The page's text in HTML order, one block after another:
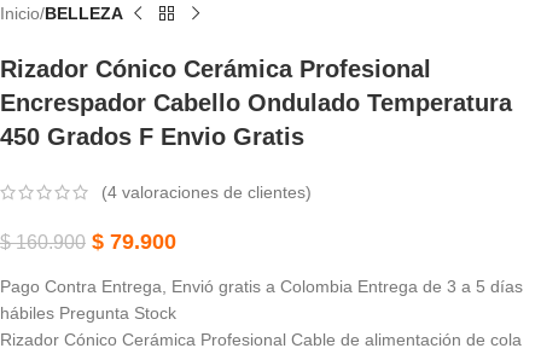
Inicio BELLEZA
Rizador Cónico Cerámica Profesional
Encrespador Cabello Ondulado Temperatura
450 Grados F Envio Gratis
(4 valoraciones de clientes)
$160.900 $ 79.900
Pago Contra Entrega, Envió gratis a Colombia Entrega de 3 a 5 días
hábiles Pregunta Stock
Rizador Cónico Cerámica Profesional Cable de alimentación de cola